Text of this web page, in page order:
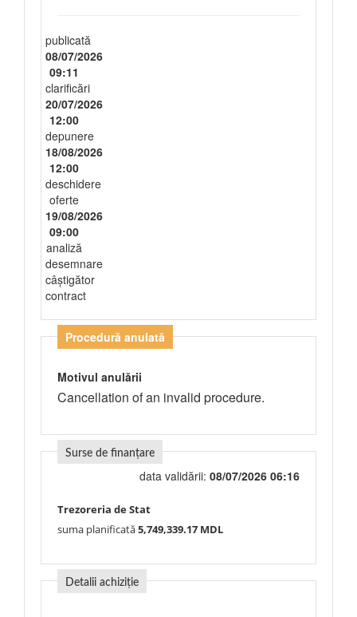
publicată
08/07/2026
09:11
clarificări
20/07/2026
12:00
depunere
18/08/2026
12:00
deschidere
oferte
19/08/2026
09:00
analiză
desemnare
câștigător
contract
Procedură anulată
Motivul anulării
Cancellation of an invalid procedure.
Surse de finanțare
data validării: 08/07/2026 06:16
Trezoreria de Stat
suma planificată5,749,339.17 MDL
Detalii achiziție